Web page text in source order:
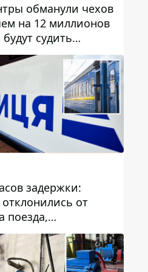
обманули чехов
на 12 миллионов
судить
организацию
задержки:
от
поезда,
через Днепр